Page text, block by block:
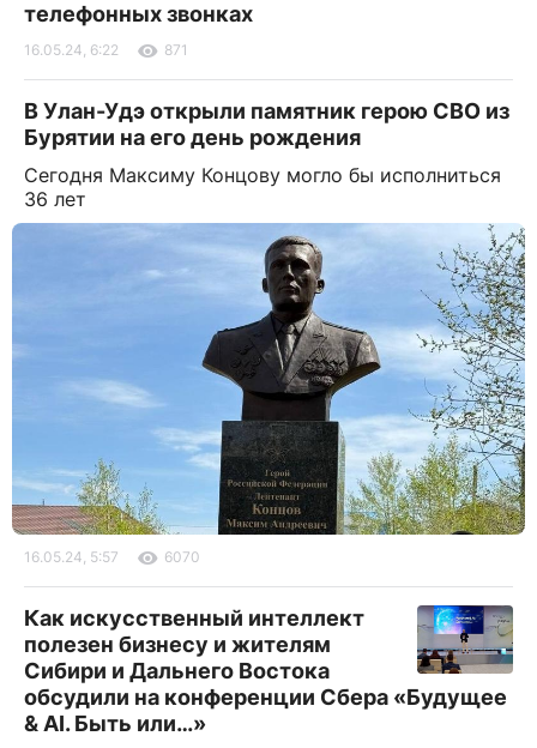
телефонных звонках
16.05.24, 6:22 871
В Улан-Удэ открыли памятник герою СВО из
Бурятии на его день рождения
Сегодня Максиму Концову могло бы исполниться
36 лет
16.05.24, 5:57 6070
Как искусственный интеллект
полезен бизнесу и жителям
Сибири и Дальнего Востока
обсудили на конференции Сбера «Будущее
& AI. Быть или…»